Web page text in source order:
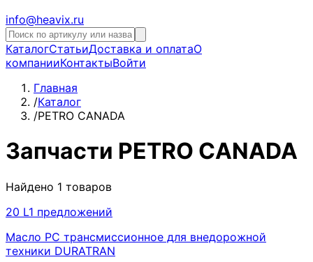
info@heavix.ru
КаталогСтатьиДоставка и оплатаО
компанииКонтактыВойти
Главная
/Каталог
/PETRO CANADA
Запчасти PETRO CANADA
Найдено 1 товаров
20 L1 предложений
Масло PC трансмиссионное для внедорожной
техники DURATRAN